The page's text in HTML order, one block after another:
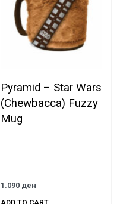
Pyramid – Star Wars
(Chewbacca) Fuzzy
Mug
1.090 ден